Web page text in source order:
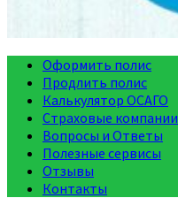
Оформить полис
Продлить полис
Калькулятор ОСАГО
Страховые компании
Вопросы и Ответы
Полезные сервисы
Отзывы
Контакты